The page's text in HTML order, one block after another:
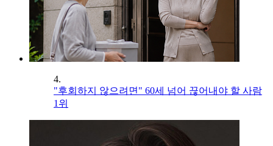
4.
"후회하지 않으려면" 60세 넘어 끊어내야 할 사람
1위